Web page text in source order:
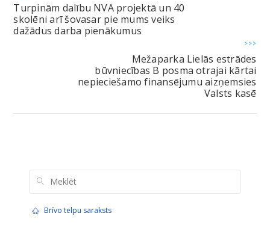
Turpinām dalību NVA projektā un 40
skolēni arī šovasar pie mums veiks
dažādus darba pienākumus
>>>
Mežaparka Lielās estrādes
būvniecības B posma otrajai kārtai
nepieciešamo finansējumu aizņemsies
Valsts kasē
Brīvo telpu saraksts